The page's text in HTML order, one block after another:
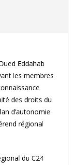
Eddahab
les membres
des droits du
d’autonomie
régional
du C24